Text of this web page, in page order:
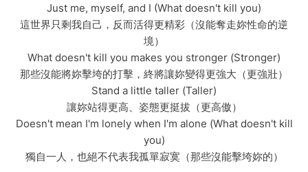
Just me, myself, and I (What doesn't kill you)
這世界只剩我自己，反而活得更精彩（沒能奪走妳性命的逆
境）
What doesn't kill you makes you stronger (Stronger)
那些沒能將妳擊垮的打擊，終將讓妳變得更強大（更強壯）
Stand a little taller (Taller)
讓妳站得更高、姿態更挺拔（更高傲）
Doesn't mean I'm lonely when I'm alone (What doesn't kill
you)
獨自一人，也絕不代表我孤單寂寞（那些沒能擊垮妳的）